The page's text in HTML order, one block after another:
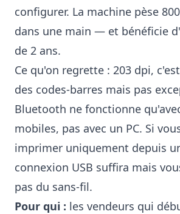
configurer. La machine pèse
dans une main — et bénéficie
de 2 ans.
Ce qu'on regrette : 203 dpi,
des codes-barres mais pas
Bluetooth ne fonctionne
mobiles, pas avec un PC. Si
imprimer uniquement depuis
connexion USB suffira mais
pas du sans-fil.
Pour qui : les vendeurs qui